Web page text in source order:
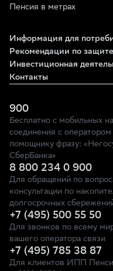
Пенсия в метрах
Информация для
Рекомендации по
Инвестиционная
Контакты
900
Бесплатно с мобильных
соединения с
помощнику фразу:
СберБанка»
8 800 234 0 900
Для обращений по
консультации по
долгосрочных
+7 (495) 500 55 50
Для звонков по всему
вашего оператора связи
+7 (495) 785 38 87
Для клиентов ИПП